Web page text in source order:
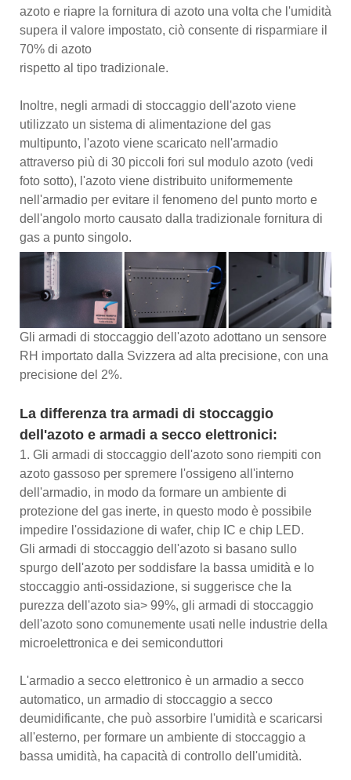
azoto e riapre la fornitura di azoto una volta che l'umidità
supera il valore impostato, ciò consente di risparmiare il
70% di azoto
rispetto al tipo tradizionale.
Inoltre, negli armadi di stoccaggio dell'azoto viene
utilizzato un sistema di alimentazione del gas
multipunto, l'azoto viene scaricato nell'armadio
attraverso più di 30 piccoli fori sul modulo azoto (vedi
foto sotto), l'azoto viene distribuito uniformemente
nell'armadio per evitare il fenomeno del punto morto e
dell'angolo morto causato dalla tradizionale fornitura di
gas a punto singolo.
Gli armadi di stoccaggio dell'azoto adottano un sensore
RH importato dalla Svizzera ad alta precisione, con una
precisione del 2%.
La differenza tra armadi di stoccaggio
dell'azoto e armadi a secco elettronici:
1. Gli armadi di stoccaggio dell'azoto sono riempiti con
azoto gassoso per spremere l'ossigeno all'interno
dell'armadio, in modo da formare un ambiente di
protezione del gas inerte, in questo modo è possibile
impedire l'ossidazione di wafer, chip IC e chip LED.
Gli armadi di stoccaggio dell'azoto si basano sullo
spurgo dell'azoto per soddisfare la bassa umidità e lo
stoccaggio anti-ossidazione, si suggerisce che la
purezza dell'azoto sia> 99%, gli armadi di stoccaggio
dell'azoto sono comunemente usati nelle industrie della
microelettronica e dei semiconduttori
L'armadio a secco elettronico è un armadio a secco
automatico, un armadio di stoccaggio a secco
deumidificante, che può assorbire l'umidità e scaricarsi
all'esterno, per formare un ambiente di stoccaggio a
bassa umidità, ha capacità di controllo dell'umidità.